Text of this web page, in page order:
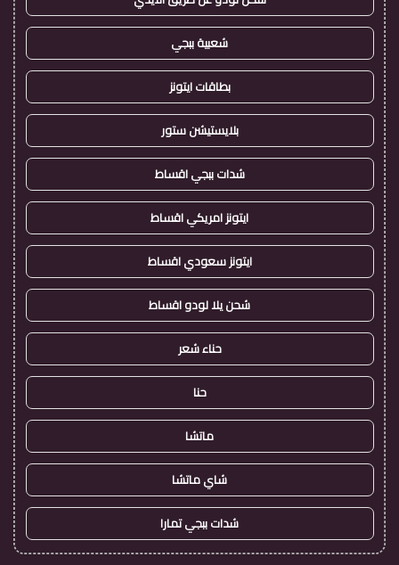
شعبية ببجي
بطاقات ايتونز
بلايستيشن ستور
شدات ببجي اقساط
ايتونز امريكي اقساط
ايتونز سعودي اقساط
شحن يلا لودو اقساط
حناء شعر
حنا
ماتشا
شاي ماتشا
شدات ببجي تمارا